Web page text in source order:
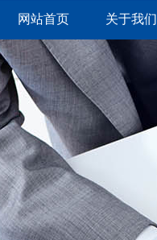
网站首页 关于我们